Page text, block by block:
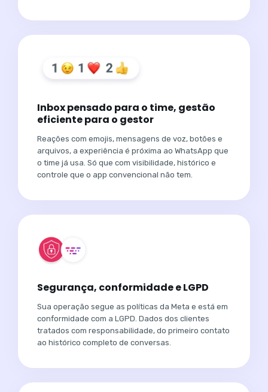
Inbox pensado para o time, gestão
eficiente para o gestor
Reações com emojis, mensagens de voz, botões e
arquivos, a experiência é próxima ao WhatsApp que
o time já usa. Só que com visibilidade, histórico e
controle que o app convencional não tem.
Segurança, conformidade e LGPD
Sua operação segue as políticas da Meta e está em
conformidade com a LGPD. Dados dos clientes
tratados com responsabilidade, do primeiro contato
ao histórico completo de conversas.